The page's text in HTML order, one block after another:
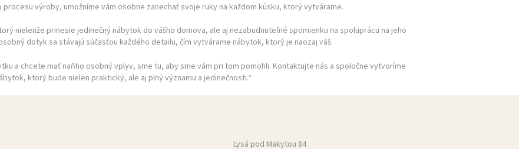
výroby, umožníme vám osobne zanechať svoje ruky na každom kúsku, ktorý vytvárame.
nielenže prinesie jedinečný nábytok do vášho domova, ale aj nezabudnuteľné spomienku na spoluprácu na jeho
dotyk sa stávajú súčasťou každého detailu, čím vytvárame nábytok, ktorý je naozaj váš.
a chcete mať naňho osobný vplyv, sme tu, aby sme vám pri tom pomohli. Kontaktujte nás a spoločne vytvoríme
ktorý bude nielen praktický, ale aj plný významu a jedinečnosti.“
Lysá pod Makytou 84